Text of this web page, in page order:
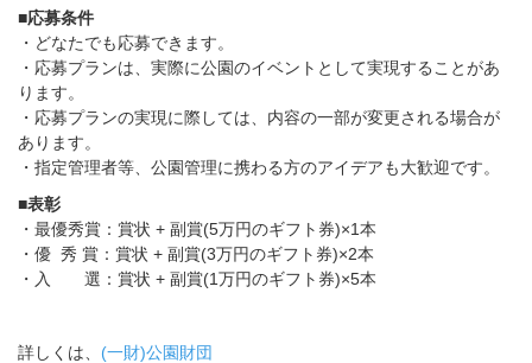
■応募条件
・どなたでも応募できます。
・応募プランは、実際に公園のイベントとして実現することがあ
ります。
・応募プランの実現に際しては、内容の一部が変更される場合が
あります。
・指定管理者等、公園管理に携わる方のアイデアも大歓迎です。
■表彰
・最優秀賞：賞状 + 副賞(5万円のギフト券)×1本
・優 秀 賞：賞状 + 副賞(3万円のギフト券)×2本
・入 選：賞状 + 副賞(1万円のギフト券)×5本
詳しくは、 (一財)公園財団